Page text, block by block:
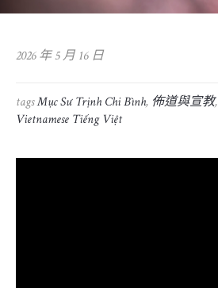
2026 年 5 月 16 日
tagsMục Sư Trịnh Chi Bình, 佈道與宣教,
Vietnamese Tiếng Việt